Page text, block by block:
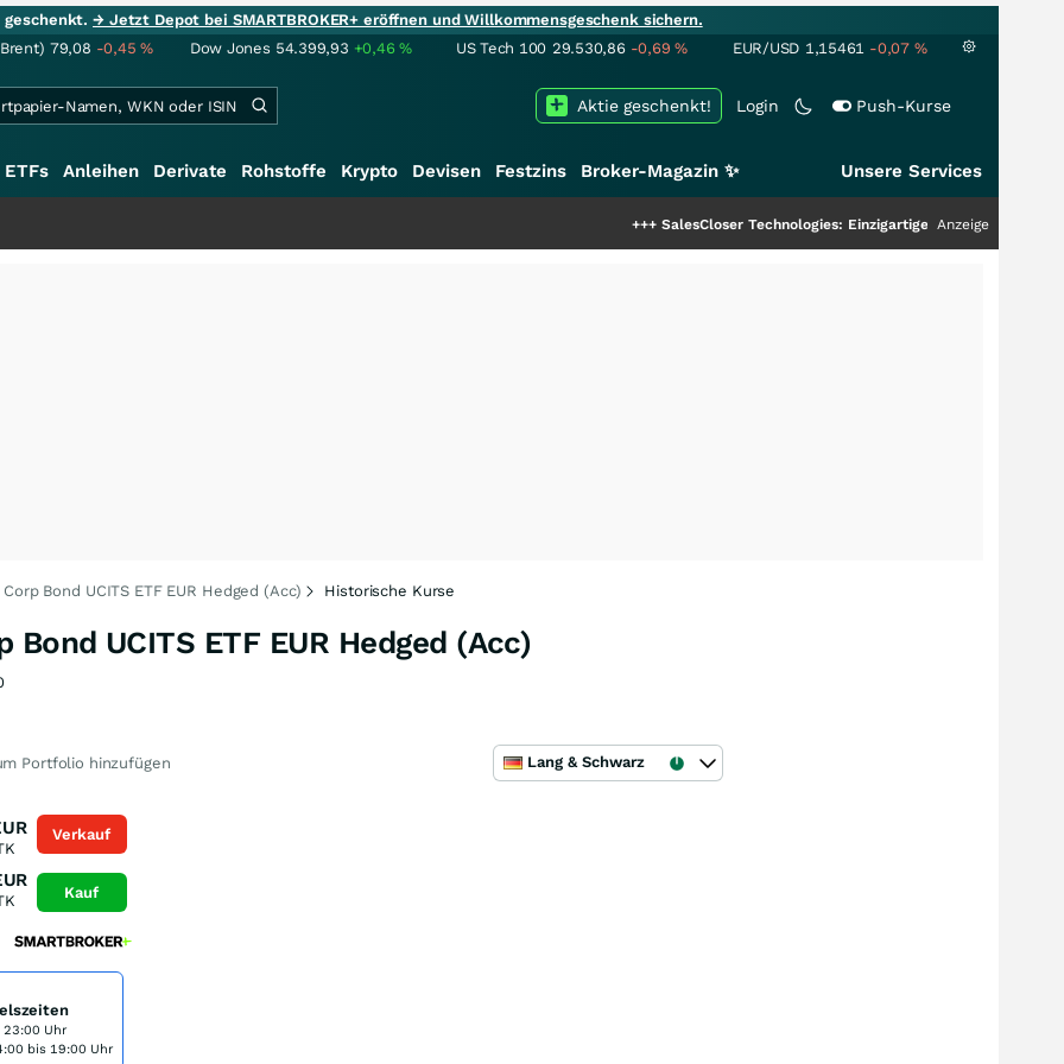
geschenkt.→ Jetzt Depot bei SMARTBROKER+ eröffnen und Willkommensgeschenk sichern.
79,08 -0,45% Dow Jones 54.399,93 +0,46% US Tech 100 29.530,86 -0,69% EUR/USD 1,15461 -0,07 %
Login Push-Kurse
Aktie geschenkt!
ETFs Anleihen Derivate Rohstoffe Krypto Devisen Festzins Broker-Magazin ✨ Unsere Services
SalesCloser Technologies: Einzigartige Leistung zieht die Top-Dogs
Anzeige
Bond UCITS ETF EUR Hedged (Acc) Historische Kurse
Bond UCITS ETF EUR Hedged (Acc)
Portfolio hinzufügen Lang & Schwarz
Verkauf
Kauf
Uhr
bis 19:00 Uhr